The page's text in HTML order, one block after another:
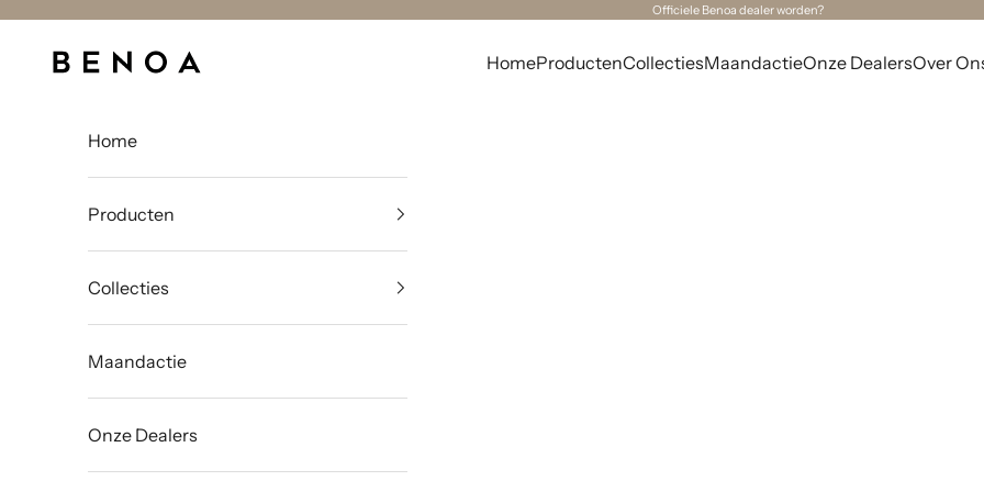
Officiele Benoa dealer worden?
Benoa HomeProductenCollectiesMaandactieOnze DealersOver
Home
Producten
Collecties
Maandactie
Onze Dealers